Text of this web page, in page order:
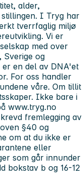
alder,
I Tryg har
tverrfaglig miljø
Vi er
med over
Sverige og
en del av DNA'et
For oss handler
våre. Om tillit
Ikke bare i
www.tryg.no
fremlegging av
§40 og
om at du ikke er
eller
som går innunder
bokstav b og 16-12